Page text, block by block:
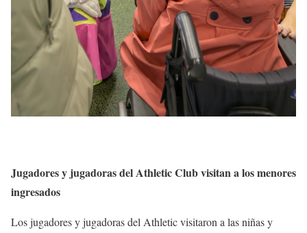
Jugadores y jugadoras del Athletic Club visitan a los menores
ingresados
Los jugadores y jugadoras del Athletic visitaron a las niñas y